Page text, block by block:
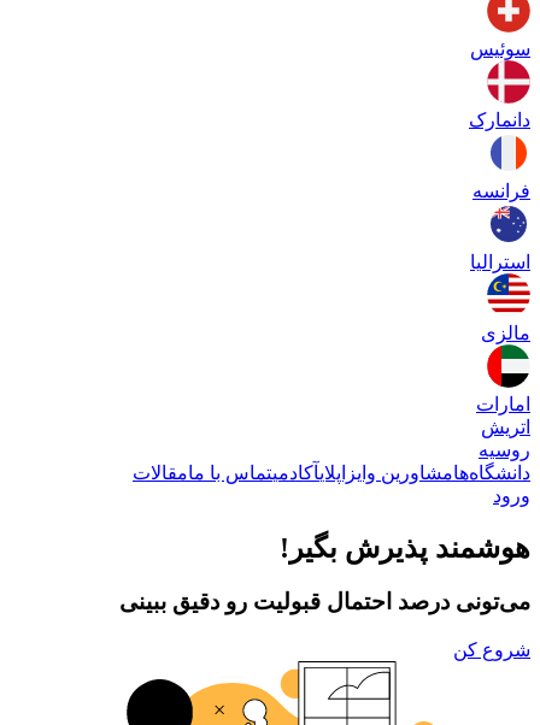
سوئیس
دانمارک
فرانسه
استرالیا
مالزی
امارات
اتریش
روسیه
دانشگاه‌هامشاورین وایزاپلایآکادمیتماس با مامقالات
ورود
هوشمند پذیرش بگیر!
می‌تونی درصد احتمال قبولیت رو دقیق ببینی
شروع کن